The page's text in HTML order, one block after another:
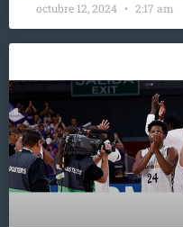
octubre 12, 2024 2:17 am